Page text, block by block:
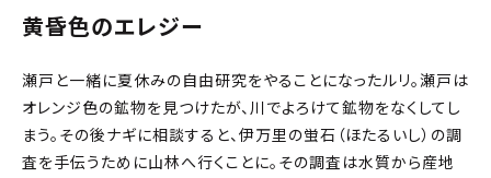
黄昏色のエレジー
瀬戸と一緒に夏休みの自由研究をやることになったルリ。瀬戸は
オレンジ色の鉱物を見つけたが、川でよろけて鉱物をなくしてし
まう。その後ナギに相談すると、伊万里の蛍石（ほたるいし）の調
査を手伝うために山林へ行くことに。その調査は水質から産地